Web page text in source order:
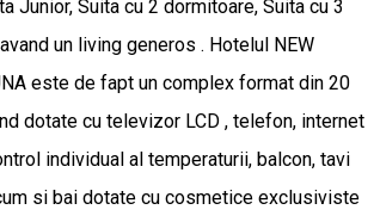
Junior, Suita cu 2 dormitoare, Suita cu 3
un living generos . Hotelul NEW
este de fapt un complex format din 20
dotate cu televizor LCD , telefon, internet
individual al temperaturii, balcon, tavi
si bai dotate cu cosmetice exclusiviste